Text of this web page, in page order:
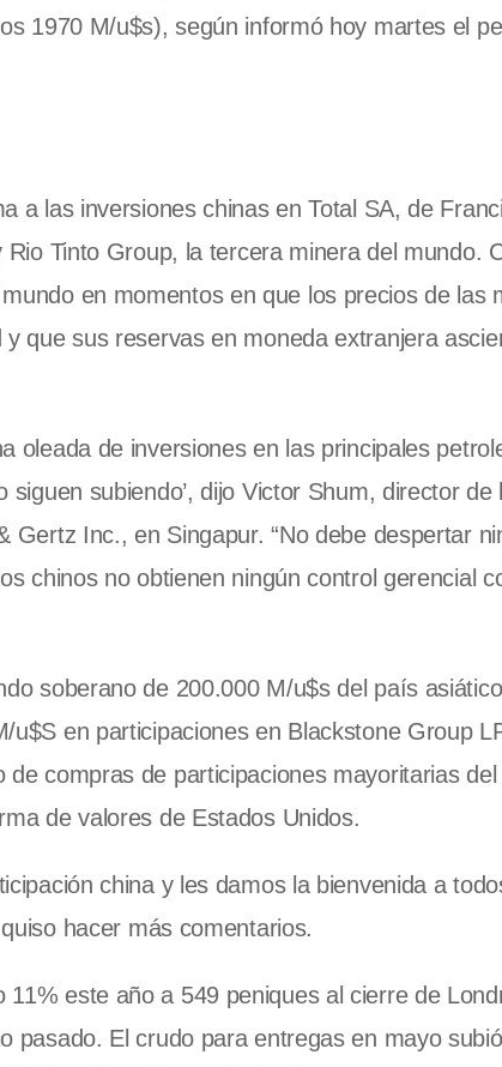
1970 M/u$s), según informó hoy martes el
a las inversiones chinas en Total SA, de
Tinto Group, la tercera minera del mundo.
en momentos en que los precios de las
que sus reservas en moneda extranjera
oleada de inversiones en las principales
subiendo’, dijo Victor Shum, director de
Gertz Inc., en Singapur. “No debe despertar
chinos no obtienen ningún control gerencial
soberano de 200.000 M/u$s del país
u$S en participaciones en Blackstone Group
de compras de participaciones mayoritarias
de valores de Estados Unidos.
china y les damos la bienvenida a
hacer más comentarios.
11% este año a 549 peniques al cierre de
pasado. El crudo para entregas en mayo